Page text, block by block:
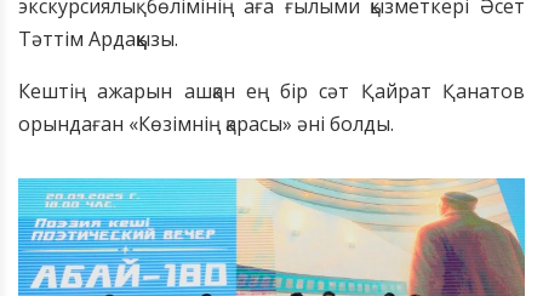
экскурсиялық бөлімінің аға ғылыми қызметкері Әсет
Тәттім Ардаққызы.
Кештің ажарын ашқан ең бір сәт Қайрат Қанатов
орындаған «Көзімнің қарасы» әні болды.